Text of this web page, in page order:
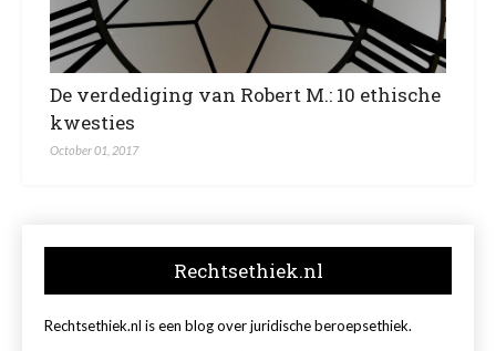
De verdediging van Robert M.: 10 ethische
kwesties
October 01, 2017
Rechtsethiek.nl
Rechtsethiek.nl is een blog over juridische beroepsethiek.